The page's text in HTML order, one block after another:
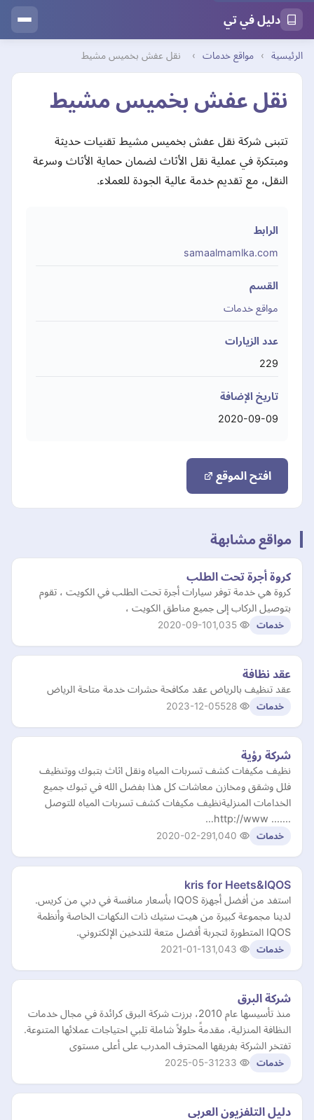
دليل في تي
الرئيسية › مواقع خدمات › نقل عفش بخميس مشيط
نقل عفش بخميس مشيط
تتبنى شركة نقل عفش بخميس مشيط تقنيات حديثة
ومبتكرة في عملية نقل الأثاث لضمان حماية الأثاث وسرعة
النقل، مع تقديم خدمة عالية الجودة للعملاء.
الرابط
samaalmamlka.com
القسم
مواقع خدمات
عدد الزيارات
229
تاريخ الإضافة
2020-09-09
افتح الموقع
مواقع مشابهة
كروة أجرة تحت الطلب
كروة هي خدمة توفر سيارات أجرة تحت الطلب في الكويت ، تقوم
بتوصيل الركاب إلى جميع مناطق الكويت ،
خدمات 2020-09-10
عقد نظافة
عقد تنظيف بالرياض عقد مكافحة حشرات خدمة متاحة الرياض
خدمات 2023-12-05
شركة رؤية
نظيف مكيفات كشف تسربات المياه ونقل اثاث بتبوك ووتنظيف
فلل وشقق ومخازن معاشات كل هذا بفضل الله في تبوك جميع
الخدامات المنزليةنظيف مكيفات كشف تسربات المياه للتوصل
....... http://www…
خدمات 2020-02-29
kris for Heets&IQOS
استفد من أفضل أجهزة IQOS بأسعار منافسة في دبي من كريس.
لدينا مجموعة كبيرة من هيت ستيك ذات النكهات الخاصة وأنظمة
IQOS المتطورة لتجربة أفضل متعة للتدخين الإلكتروني.
خدمات 2021-01-13
شركة البرق
منذ تأسيسها عام 2010، برزت شركة البرق كرائدة في مجال خدمات
النظافة المنزلية، مقدمةً حلولاً شاملة تلبي احتياجات عملائها المتنوعة.
تفتخر الشركة بفريقها المحترف المدرب على أعلى مستوى
خدمات 2025-05-31
دليل التلفزيون العربي